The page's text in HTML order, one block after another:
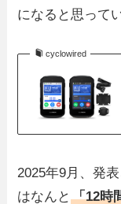
になると思って
cyclowired
2025年9月、発
はなんと「12時